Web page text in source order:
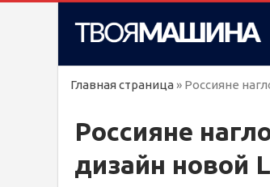
Главная страница » Россияне
Россияне
дизайн новой